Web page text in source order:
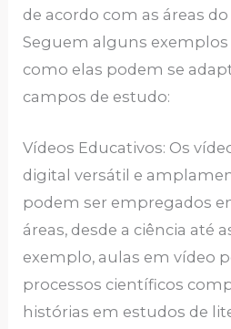
de acordo com as áreas
Seguem alguns
como elas podem se
campos de estudo:
Vídeos Educativos: Os
digital versátil e
podem ser empregados
áreas, desde a ciência até
exemplo, aulas em vídeo
processos científicos
histórias em estudos de